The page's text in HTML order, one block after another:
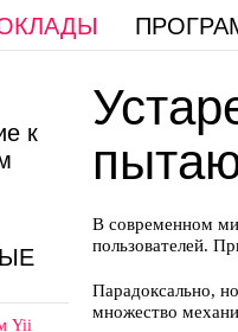
к
Yii
В современном
пользователей.
Парадоксально,
множество